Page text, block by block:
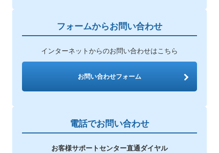
フォームからお問い合わせ
インターネットからのお問い合わせはこちら
お問い合わせフォーム
電話でお問い合わせ
お客様サポートセンター直通ダイヤル